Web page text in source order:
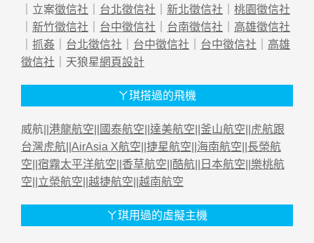
｜立案徵信社 ｜ 台北徵信社 ｜ 新北徵信社 ｜ 桃園徵信社
｜ 新竹徵信社 ｜ 台中徵信社 ｜ 台南徵信社 ｜ 高雄徵信社
｜ 抓姦 ｜ 台北徵信社 ｜ 台中徵信社 ｜ 台中徵信社 ｜ 高雄
徵信社 ｜天狼星網頁設計
ㄚ琪搭過的飛機
威航|| 港龍航空 國泰航空 達美航空 釜山航空
虎航跟
台灣虎航 AirAsia X航空 捷星航空 海南航空 長榮航
空 宿霧太平洋航空 香草航空 酷航 日本航空 樂桃航
空 立榮航空 越捷航空 越南航空
ㄚ琪用過的虛擬主機